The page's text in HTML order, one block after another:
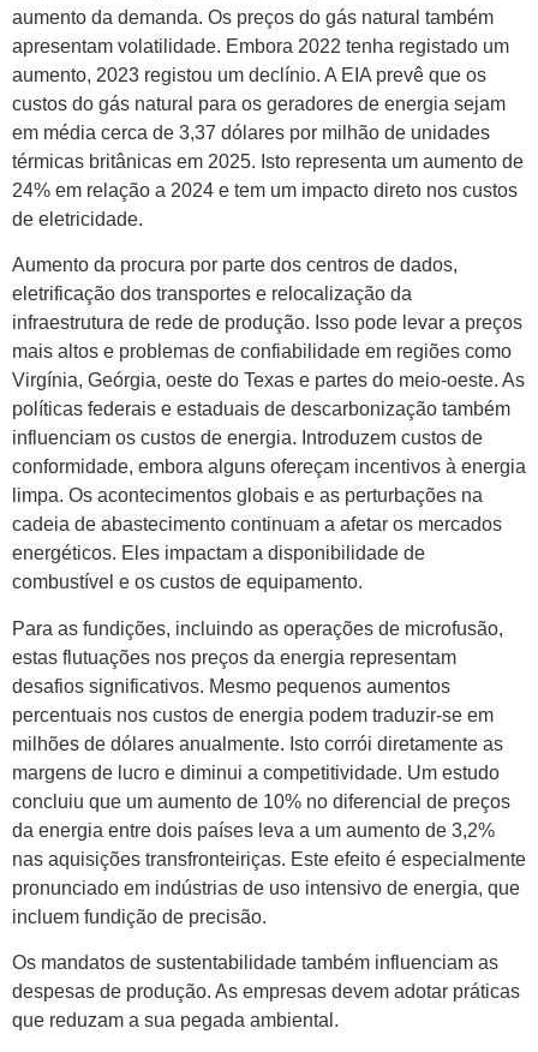
aumento da demanda. Os preços do gás natural também
apresentam volatilidade. Embora 2022 tenha registado um
aumento, 2023 registou um declínio. A EIA prevê que os
custos do gás natural para os geradores de energia sejam
em média cerca de 3,37 dólares por milhão de unidades
térmicas britânicas em 2025. Isto representa um aumento de
24% em relação a 2024 e tem um impacto direto nos custos
de eletricidade.
Aumento da procura por parte dos centros de dados,
eletrificação dos transportes e relocalização da
infraestrutura de rede de produção. Isso pode levar a preços
mais altos e problemas de confiabilidade em regiões como
Virgínia, Geórgia, oeste do Texas e partes do meio-oeste. As
políticas federais e estaduais de descarbonização também
influenciam os custos de energia. Introduzem custos de
conformidade, embora alguns ofereçam incentivos à energia
limpa. Os acontecimentos globais e as perturbações na
cadeia de abastecimento continuam a afetar os mercados
energéticos. Eles impactam a disponibilidade de
combustível e os custos de equipamento.
Para as fundições, incluindo as operações de microfusão,
estas flutuações nos preços da energia representam
desafios significativos. Mesmo pequenos aumentos
percentuais nos custos de energia podem traduzir-se em
milhões de dólares anualmente. Isto corrói diretamente as
margens de lucro e diminui a competitividade. Um estudo
concluiu que um aumento de 10% no diferencial de preços
da energia entre dois países leva a um aumento de 3,2%
nas aquisições transfronteiriças. Este efeito é especialmente
pronunciado em indústrias de uso intensivo de energia, que
incluem fundição de precisão.
Os mandatos de sustentabilidade também influenciam as
despesas de produção. As empresas devem adotar práticas
que reduzam a sua pegada ambiental.